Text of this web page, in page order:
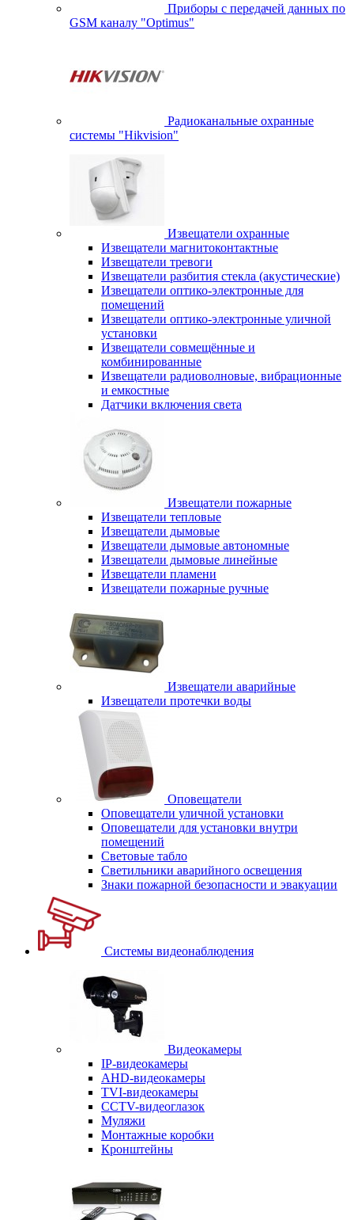
Приборы с передачей данных по
GSM каналу "Optimus"
Радиоканальные охранные
системы "Hikvision"
Извещатели охранные
Извещатели магнитоконтактные
Извещатели тревоги
Извещатели разбития стекла (акустические)
Извещатели оптико-электронные для
помещений
Извещатели оптико-электронные уличной
установки
Извещатели совмещённые и
комбинированные
Извещатели радиоволновые, вибрационные
и емкостные
Датчики включения света
Извещатели пожарные
Извещатели тепловые
Извещатели дымовые
Извещатели дымовые автономные
Извещатели дымовые линейные
Извещатели пламени
Извещатели пожарные ручные
Извещатели аварийные
Извещатели протечки воды
Оповещатели
Оповещатели уличной установки
Оповещатели для установки внутри
помещений
Световые табло
Светильники аварийного освещения
Знаки пожарной безопасности и эвакуации
Системы видеонаблюдения
Видеокамеры
IP-видеокамеры
AHD-видеокамеры
TVI-видеокамеры
CCTV-видеоглазок
Муляжи
Монтажные коробки
Кронштейны